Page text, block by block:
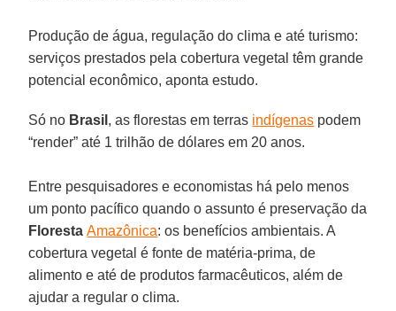
Produção de água, regulação do clima e até turismo:
serviços prestados pela cobertura vegetal têm grande
potencial econômico, aponta estudo.
Só no Brasil , as florestas em terras indígenas podem
“render” até 1 trilhão de dólares em 20 anos.
Entre pesquisadores e economistas há pelo menos
um ponto pacífico quando o assunto é preservação da
FlorestaAmazônica: os benefícios ambientais. A
cobertura vegetal é fonte de matéria-prima, de
alimento e até de produtos farmacêuticos, além de
ajudar a regular o clima.